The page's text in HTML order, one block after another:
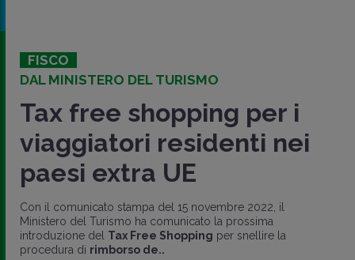
FISCO
DAL MINISTERO DEL TURISMO
Tax free shopping per i
viaggiatori residenti nei
paesi extra UE
Con il comunicato stampa del 15 novembre 2022, il
Ministero del Turismo ha comunicato la prossima
introduzione del Tax Free Shopping per snellire la
procedura di rimborso de..